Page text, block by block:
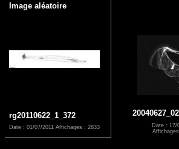
Image aléatoire
rg20110622_1_372
Date : 01/07/2011 Affichages : 2833
Date : 17/